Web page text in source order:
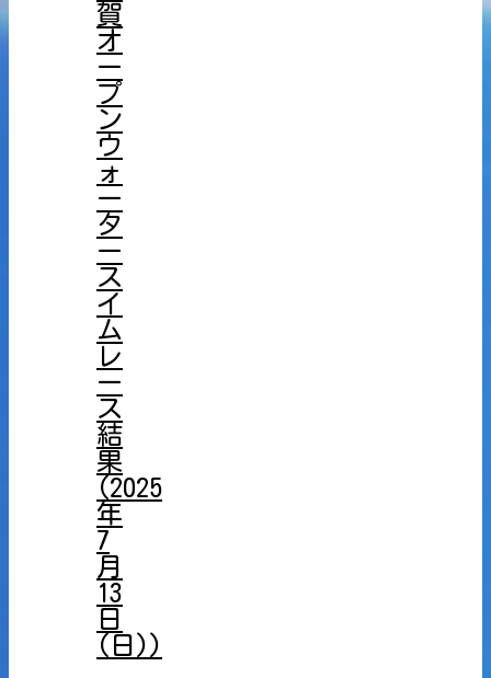
賀
オ
ー
プ
ン
ウ
ォ
ー
タ
ー
ス
イ
ム
レ
ー
ス
結
果
(2025
年
7
月
13
日
(日))